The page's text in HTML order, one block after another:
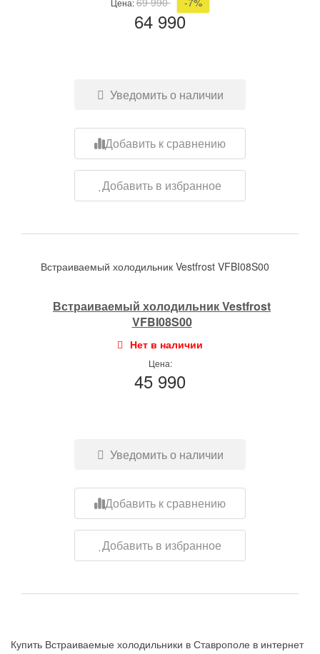
Цена:
64 990
Уведомить о наличии
Добавить к сравнению
Добавить в избранное
Встраиваемый холодильник Vestfrost VFBI08S00
Встраиваемый холодильник Vestfrost
VFBI08S00
Нет в наличии
Цена:
45 990
Уведомить о наличии
Добавить к сравнению
Добавить в избранное
Купить Встраиваемые холодильники в Ставрополе в интернет